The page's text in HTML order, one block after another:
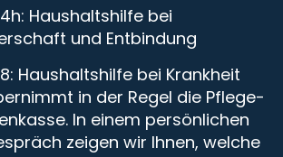
Haushaltshilfe bei
und Entbindung
Haushaltshilfe bei Krankheit
in der Regel die Pflege-
In einem persönlichen
zeigen wir Ihnen, welche